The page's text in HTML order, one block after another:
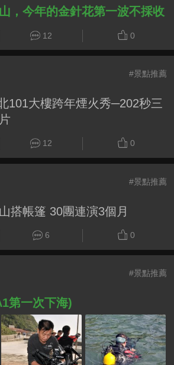
，今年的金針花第一波不採收
12 0
#景點推薦
101大樓跨年煙火秀─202秒三
12 0
#景點推薦
搭帳篷 30團連演3個月
6 0
#景點推薦
第一次下海)